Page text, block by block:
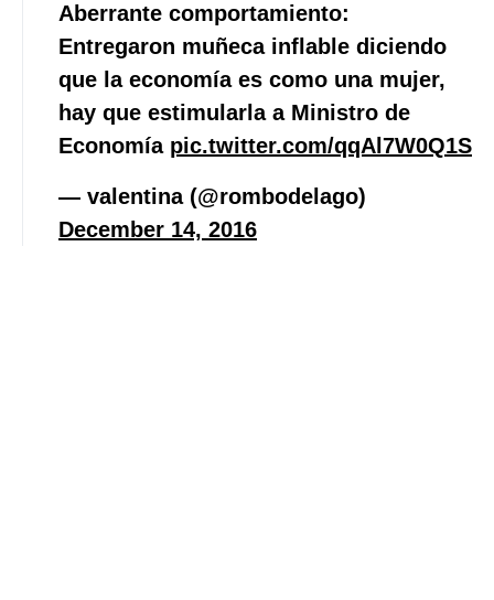
Aberrante comportamiento:
Entregaron muñeca inflable diciendo
que la economía es como una mujer,
hay que estimularla a Ministro de
Economía pic.twitter.com/qqAl7W0Q1S
— valentina (@rombodelago)
December 14, 2016